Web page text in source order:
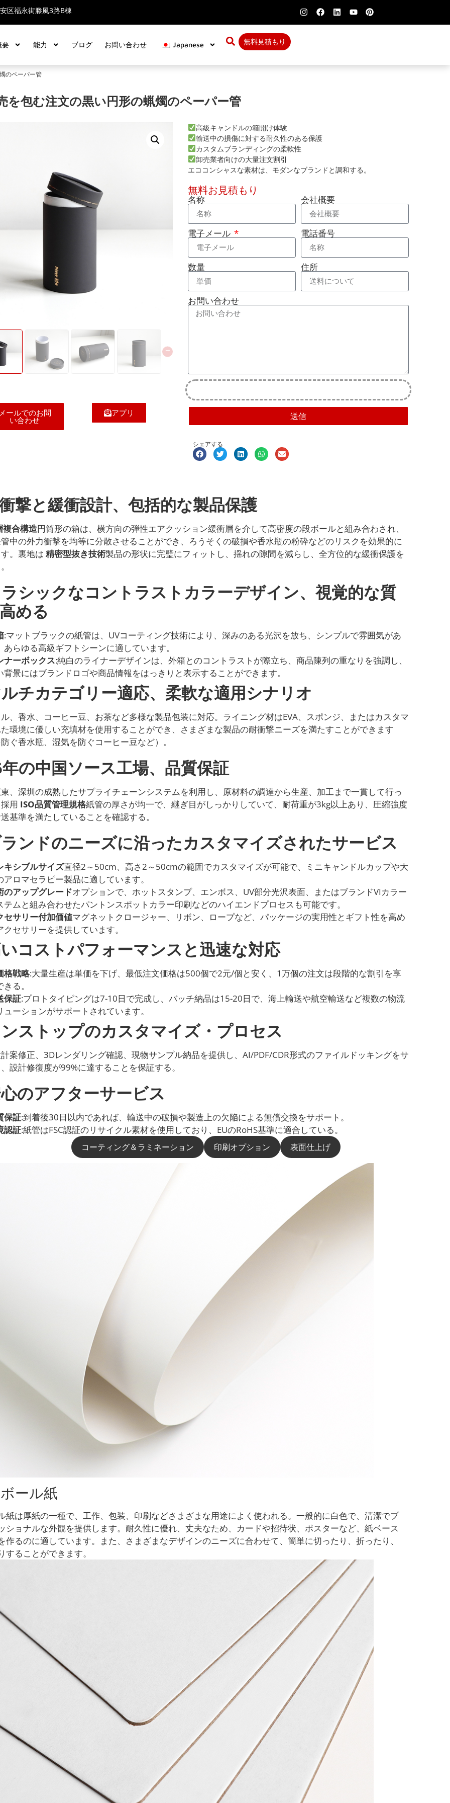
区福永街滕風3路B棟
要 能力 ブログ お問い合わせ Japanese 無料見積もり
のペーパー管
を包む注文の黒い円形の蝋燭のペーパー管
ールでのお問
い合わせ
アプリ
高級キャンドルの箱開け体験
輸送中の損傷に対する耐久性のある保護
カスタムブランディングの柔軟性
卸売業者向けの大量注文割引
エココンシャスな素材は、モダンなブランドと調和する。
無料お見積もり
名称
会社概要
電子メール 電話番号
数量 住所
お問い合わせ
送信
シェアする
撃と緩衝設計、包括的な製品保護
複合構造円筒形の箱は、横方向の弾性エアクッション緩衝層を介して高密度の段ボールと組み合わされ、
中の外力衝撃を均等に分散させることができ、ろうそくの破損や香水瓶の粉砕などのリスクを効果的に
。裏地は 精密型抜き技術製品の形状に完璧にフィットし、揺れの隙間を減らし、全方位的な緩衝保護を
シックなコントラストカラーデザイン、視覚的な質
める
:マットブラックの紙管は、UVコーティング技術により、深みのある光沢を放ち、シンプルで雰囲気があ
あらゆる高級ギフトシーンに適しています。
ナーボックス:純白のライナーデザインは、外箱とのコントラストが際立ち、商品陳列の重なりを強調し、
背景にはブランドロゴや商品情報をはっきりと表示することができます。
チカテゴリー適応、柔軟な適用シナリオ
、香水、コーヒー豆、お茶など多様な製品包装に対応。ライニング材はEVA、スポンジ、またはカスタマ
環境に優しい充填材を使用することができ、さまざまな製品の耐衝撃ニーズを満たすことができます
ぐ香水瓶、湿気を防ぐコーヒー豆など）。
の中国ソース工場、品質保証
、深圳の成熟したサプライチェーンシステムを利用し、原材料の調達から生産、加工まで一貫して行っ
用 ISO品質管理規格紙管の厚さが均一で、継ぎ目がしっかりしていて、耐荷重が3kg以上あり、圧縮強度
基準を満たしていることを確認する。
ンドのニーズに沿ったカスタマイズされたサービス
キシブルサイズ直径2～50cm、高さ2～50cmの範囲でカスタマイズが可能で、ミニキャンドルカップや大
アロマセラピー製品に適しています。
のアップグレードオプションで、ホットスタンプ、エンボス、UV部分光沢表面、またはブランドVIカラー
テムと組み合わせたパントンスポットカラー印刷などのハイエンドプロセスも可能です。
セサリー付加価値マグネットクロージャー、リボン、ロープなど、パッケージの実用性とギフト性を高め
クセサリーを提供しています。
コストパフォーマンスと迅速な対応
格戦略:大量生産は単価を下げ、最低注文価格は500個で2元/個と安く、1万個の注文は段階的な割引を享
る。
保証:プロトタイピングは7-10日で完成し、バッチ納品は15-20日で、海上輸送や航空輸送など複数の物流
ューションがサポートされています。
ストップのカスタマイズ・プロセス
案修正、3Dレンダリング確認、現物サンプル納品を提供し、AI/PDF/CDR形式のファイルドッキングをサ
設計修復度が99%に達することを保証する。
のアフターサービス
保証:到着後30日以内であれば、輸送中の破損や製造上の欠陥による無償交換をサポート。
認証:紙管はFSC認証のリサイクル素材を使用しており、EUのRoHS基準に適合している。
コーティング＆ラミネーション 印刷オプション 表面仕上げ
ール紙
紙は厚紙の一種で、工作、包装、印刷などさまざまな用途によく使われる。一般的に白色で、清潔でプ
ショナルな外観を提供します。耐久性に優れ、丈夫なため、カードや招待状、ポスターなど、紙ベース
作るのに適しています。また、さまざまなデザインのニーズに合わせて、簡単に切ったり、折ったり、
することができます。